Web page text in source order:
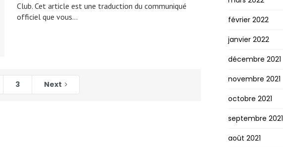
Club. Cet article est une traduction du communiqué
officiel que vous…
3 Next
février 2022
janvier 2022
décembre 2021
novembre 2021
octobre 2021
septembre 2021
août 2021